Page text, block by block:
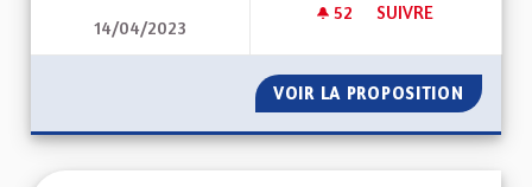
14/04/2023
52 52 ABONNÉS
SUIVRE
VOIR LA PROPOSITION